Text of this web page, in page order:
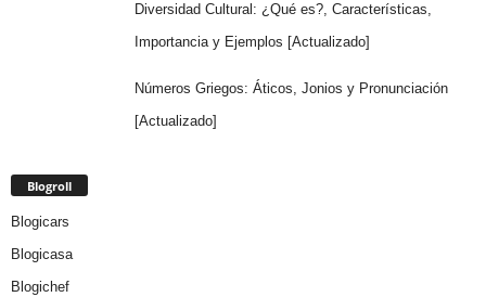
Diversidad Cultural: ¿Qué es?, Características,
Importancia y Ejemplos [Actualizado]
Números Griegos: Áticos, Jonios y Pronunciación
[Actualizado]
Blogroll
Blogicars
Blogicasa
Blogichef